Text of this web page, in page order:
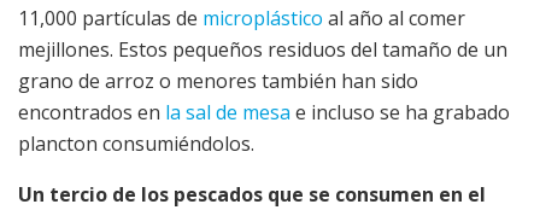
11,000 partículas de microplástico al año al comer
mejillones. Estos pequeños residuos del tamaño de un
grano de arroz o menores también han sido
encontrados en la sal de mesa e incluso se ha grabado
plancton consumiéndolos.
Un tercio de los pescados que se consumen en el